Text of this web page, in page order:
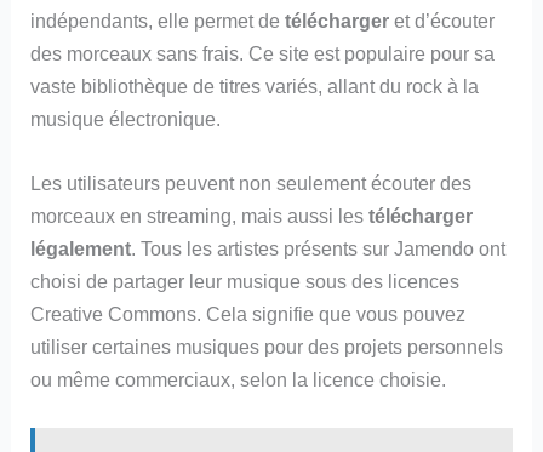
indépendants, elle permet detélécharger et d’écouter
des morceaux sans frais. Ce site est populaire pour sa
vaste bibliothèque de titres variés, allant du rock à la
musique électronique.
Les utilisateurs peuvent non seulement écouter des
morceaux en streaming, mais aussi lestélécharger
légalement. Tous les artistes présents sur Jamendo ont
choisi de partager leur musique sous des licences
Creative Commons. Cela signifie que vous pouvez
utiliser certaines musiques pour des projets personnels
ou même commerciaux, selon la licence choisie.